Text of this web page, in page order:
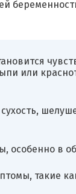
или
в
такие